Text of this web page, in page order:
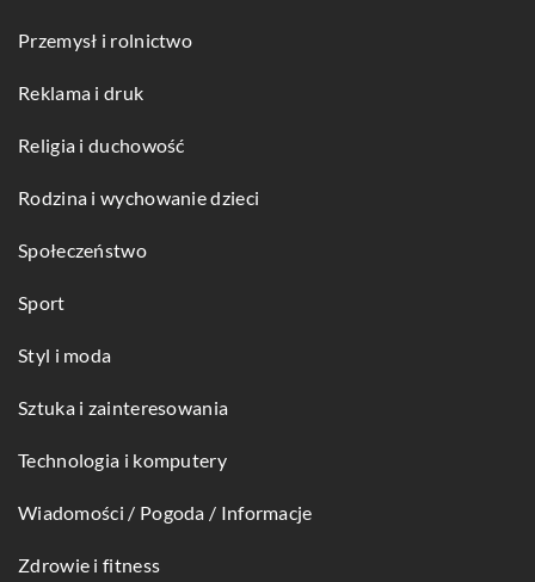
Przemysł i rolnictwo
Reklama i druk
Religia i duchowość
Rodzina i wychowanie dzieci
Społeczeństwo
Sport
Styl i moda
Sztuka i zainteresowania
Technologia i komputery
Wiadomości / Pogoda / Informacje
Zdrowie i fitness